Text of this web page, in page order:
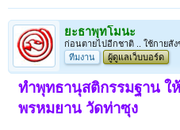
ยะธาพุทโมนะ
ก่อนตายไปอีกชาติ .. ใช้กายสัง
ทีมงาน
ผู้ดูแลเว็บบอร์ด
ทำพุทธานุสติกรรมฐาน ใ
พรหมยาน วัดท่าซุง